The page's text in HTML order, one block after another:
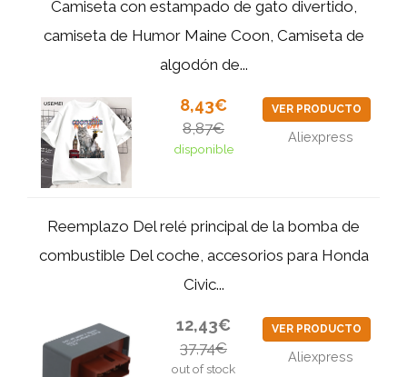
Camiseta con estampado de gato divertido,
camiseta de Humor Maine Coon, Camiseta de
algodón de...
8,43€
8,87€
disponible
VER PRODUCTO
Aliexpress
Reemplazo Del relé principal de la bomba de
combustible Del coche, accesorios para Honda
Civic...
12,43€
37,74€
out of stock
VER PRODUCTO
Aliexpress